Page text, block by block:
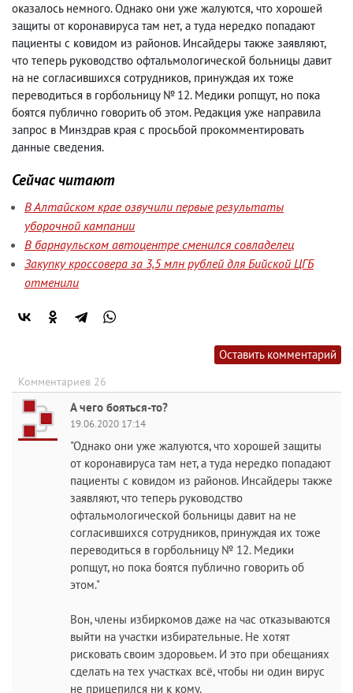
оказалось немного. Однако они уже жалуются, что хорошей
защиты от коронавируса там нет, а туда нередко попадают
пациенты с ковидом из районов. Инсайдеры также заявляют,
что теперь руководство офтальмологической больницы давит
на не согласившихся сотрудников, принуждая их тоже
переводиться в горбольницу № 12. Медики ропщут, но пока
боятся публично говорить об этом. Редакция уже направила
запрос в Минздрав края с просьбой прокомментировать
данные сведения.
Сейчас читают
В Алтайском крае озвучили первые результаты
уборочной кампании
В барнаульском автоцентре сменился совладелец
Закупку кроссовера за 3,5 млн рублей для Бийской ЦГБ
отменили
Оставить комментарий
Комментариев 26
А чего бояться-то?
19.06.2020 17:14
"Однако они уже жалуются, что хорошей защиты
от коронавируса там нет, а туда нередко попадают
пациенты с ковидом из районов. Инсайдеры также
заявляют, что теперь руководство
офтальмологической больницы давит на не
согласившихся сотрудников, принуждая их тоже
переводиться в горбольницу № 12. Медики
ропщут, но пока боятся публично говорить об
этом."
Вон, члены избиркомов даже на час отказываются
выйти на участки избирательные. Не хотят
рисковать своим здоровьем. И это при обещаниях
сделать на тех участках всё, чтобы ни один вирус
не прицепился ни к кому.